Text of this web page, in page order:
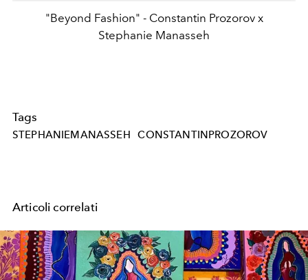
"Beyond Fashion" - Constantin Prozorov x
Stephanie Manasseh
Tags
STEPHANIEMANASSEH CONSTANTINPROZOROV
Articoli correlati